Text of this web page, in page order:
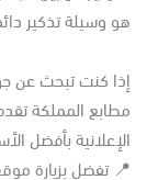
وسيلة تذكير دائمة
كنت تبحث عن جودة
المملكة تقدم لك
بأفضل
تفضل بزيارة موقعنا